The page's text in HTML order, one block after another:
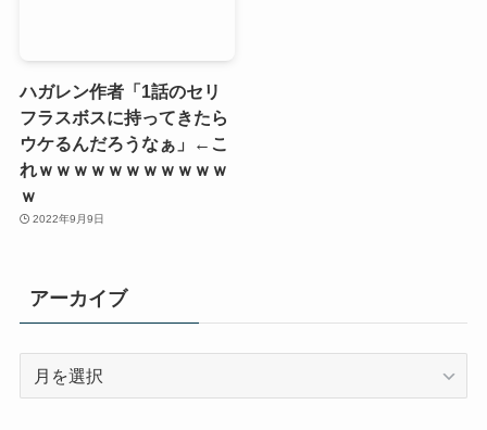
ハガレン作者「1話のセリ
フラスボスに持ってきたら
ウケるんだろうなぁ」←こ
れｗｗｗｗｗｗｗｗｗｗｗ
ｗ
2022年9月9日
アーカイブ